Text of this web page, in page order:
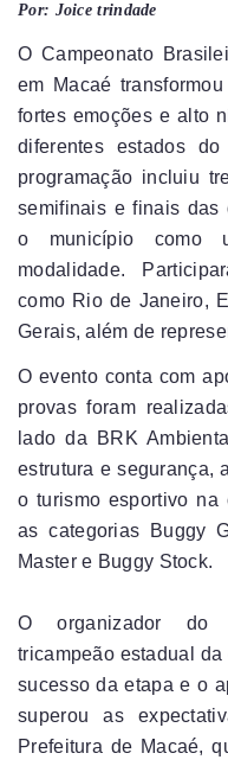
Por: Joice trindade
O Campeonato
em Macaé
fortes emoções e alto
diferentes estados
programação incluiu
semifinais e finais das
o município como
modalidade.
como Rio de Janeiro,
Gerais, além de
O evento conta com
provas foram
lado da BRK
estrutura e segurança,
o turismo esportivo na
as categorias Buggy
Master e Buggy Stock.
O organizador do
tricampeão estadual
sucesso da etapa e o
superou as
Prefeitura de Macaé,